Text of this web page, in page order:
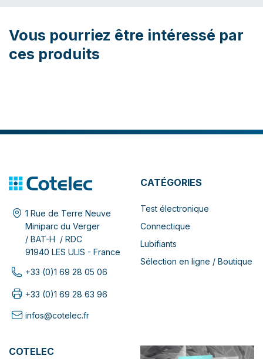
Vous pourriez être intéressé par
ces produits
1 Rue de Terre Neuve
Miniparc du Verger
/ BAT-H / RDC
91940 LES ULIS - France
+33 (0)1 69 28 05 06
+33 (0)1 69 28 63 96
infos@cotelec.fr
CATÉGORIES
Test électronique
Connectique
Lubifiants
Sélection en ligne / Boutique
COTELEC